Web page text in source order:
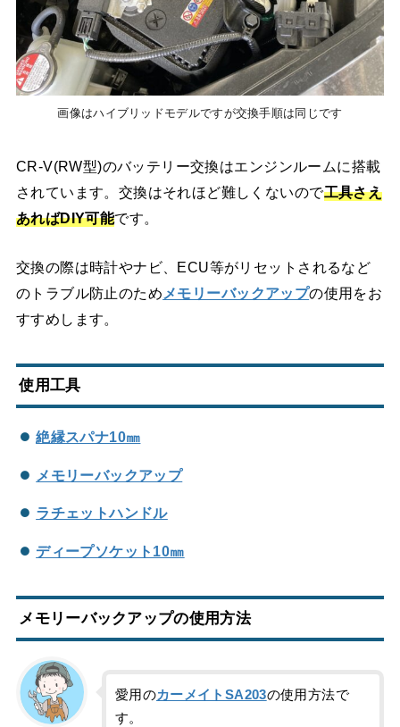
画像はハイブリッドモデルですが交換手順は同じです
CR-V(RW型)のバッテリー交換はエンジンルームに搭載
されています。交換はそれほど難しくないので工具さえ
あればDIY可能です。
交換の際は時計やナビ、ECU等がリセットされるなど
のトラブル防止のため メモリーバックアップの使用をお
すすめします。
使用工具
絶縁スパナ10㎜
メモリーバックアップ
ラチェットハンドル
ディープソケット10㎜
メモリーバックアップの使用方法
愛用のカーメイトSA203の使用方法で
す。